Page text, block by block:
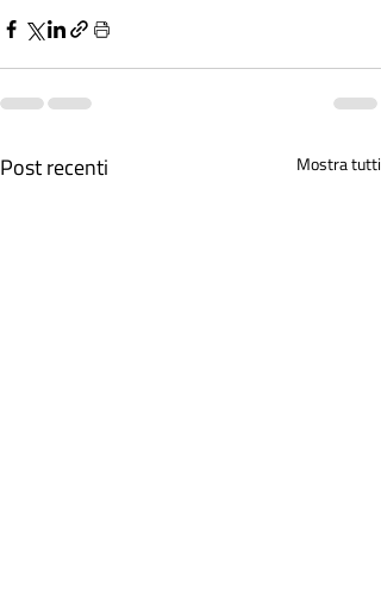
Post recenti Mostra tutti